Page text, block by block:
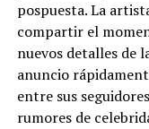
pospuesta. La
compartir el
nuevos detalles de
anuncio
entre sus
rumores de